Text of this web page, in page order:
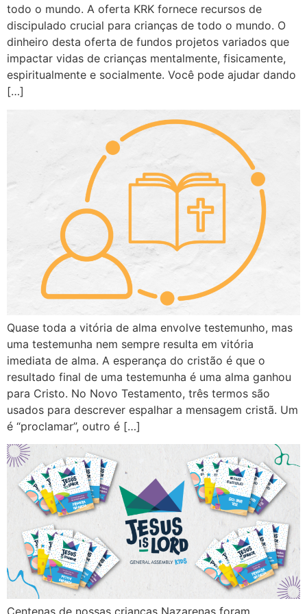
todo o mundo. A oferta KRK fornece recursos de
discipulado crucial para crianças de todo o mundo. O
dinheiro desta oferta de fundos projetos variados que
impactar vidas de crianças mentalmente, fisicamente,
espiritualmente e socialmente. Você pode ajudar dando
[…]
Quase toda a vitória de alma envolve testemunho, mas
uma testemunha nem sempre resulta em vitória
imediata de alma. A esperança do cristão é que o
resultado final de uma testemunha é uma alma ganhou
para Cristo. No Novo Testamento, três termos são
usados para descrever espalhar a mensagem cristã. Um
é “proclamar”, outro é […]
Centenas de nossas crianças Nazarenas foram